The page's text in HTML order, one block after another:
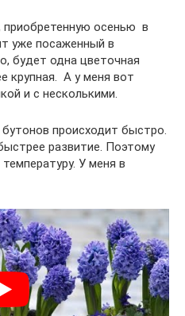
приобретенную осенью в
уже посаженный в
будет одна цветочная
крупная. А у меня вот
и с несколькими.
происходит быстро.
развитие. Поэтому
У меня в